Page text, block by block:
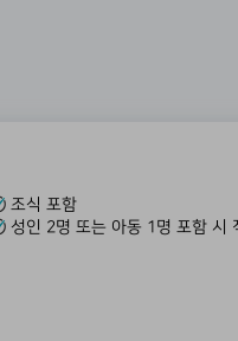
조식 포함
성인 2명 또는 아동 1명 포함 시